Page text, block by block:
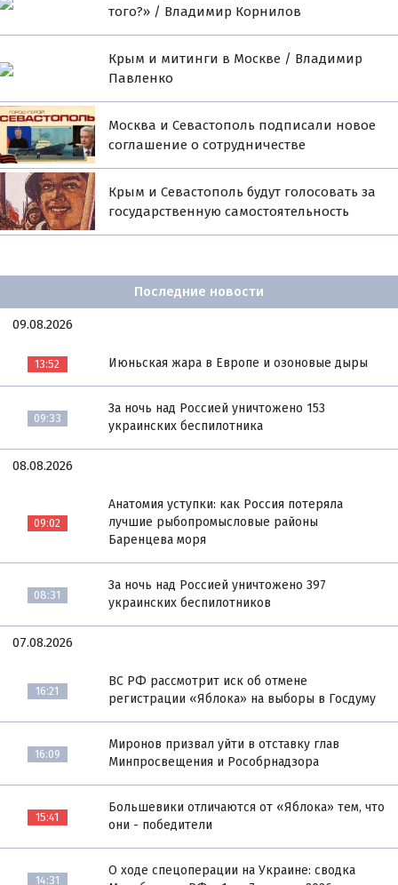
того?» / Владимир Корнилов
Крым и митинги в Москве / Владимир
Павленко
Москва и Севастополь подписали новое
соглашение о сотрудничестве
Крым и Севастополь будут голосовать за
государственную самостоятельность
Последние новости
09.08.2026
13:52 Июньская жара в Европе и озоновые дыры
09:33
За ночь над Россией уничтожено 153
украинских беспилотника
08.08.2026
09:02
Анатомия уступки: как Россия потеряла
лучшие рыбопромысловые районы
Баренцева моря
08:31
За ночь над Россией уничтожено 397
украинских беспилотников
07.08.2026
16:21
ВС РФ рассмотрит иск об отмене
регистрации «Яблока» на выборы в Госдуму
16:09
Миронов призвал уйти в отставку глав
Минпросвещения и Рособрнадзора
15:41
Большевики отличаются от «Яблока» тем, что
они - победители
14:31
О ходе спецоперации на Украине: сводка